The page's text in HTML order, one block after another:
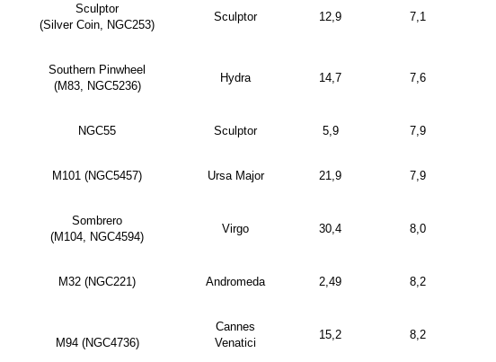
Sculptor
(Silver Coin, NGC253)
Sculptor 12,9 7,1
Southern Pinwheel
(M83, NGC5236)
Hydra 14,7 7,6
NGC55 Sculptor 5,9 7,9
M101 (NGC5457) Ursa Major 21,9 7,9
Sombrero
(M104, NGC4594)
Virgo 30,4 8,0
M32 (NGC221) Andromeda 2,49 8,2
M94 (NGC4736)
Cannes
Venatici
15,2 8,2